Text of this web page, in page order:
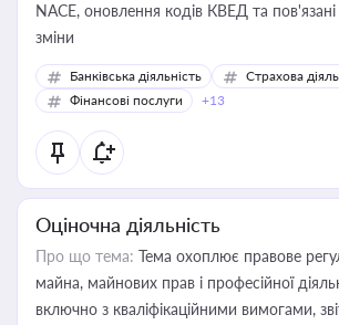
NACE, оновлення кодів КВЕД та
зміни
Банківська діяльність
Страхова
Фінансові послуги
+13
Оціночна діяльність
Про що тема: Тема охоплює правове
майна, майнових прав і професійної
включно з кваліфікаційними вимогами,